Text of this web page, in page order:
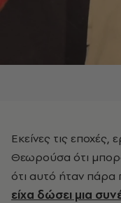
Εκείνες τις εποχές, ερωτικά ήμουν ημίτρελος.
Θεωρούσα ότι
ότι αυτό ήταν πάρα
είχα δώσει μια